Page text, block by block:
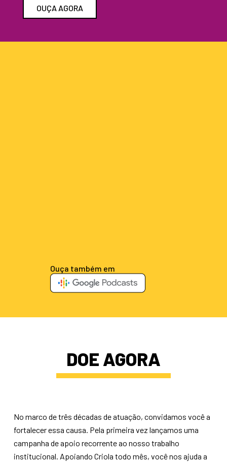
OUÇA AGORA
Ouça também em
DOE AGORA
No marco de três décadas de atuação, convidamos você a
fortalecer essa causa. Pela primeira vez lançamos uma
campanha de apoio recorrente ao nosso trabalho
institucional. Apoiando Criola todo mês, você nos ajuda a